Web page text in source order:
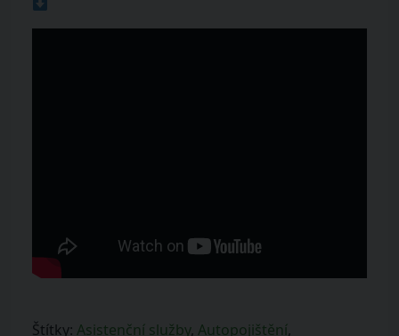
Štítky: Asistenční služby, Autopojištění,